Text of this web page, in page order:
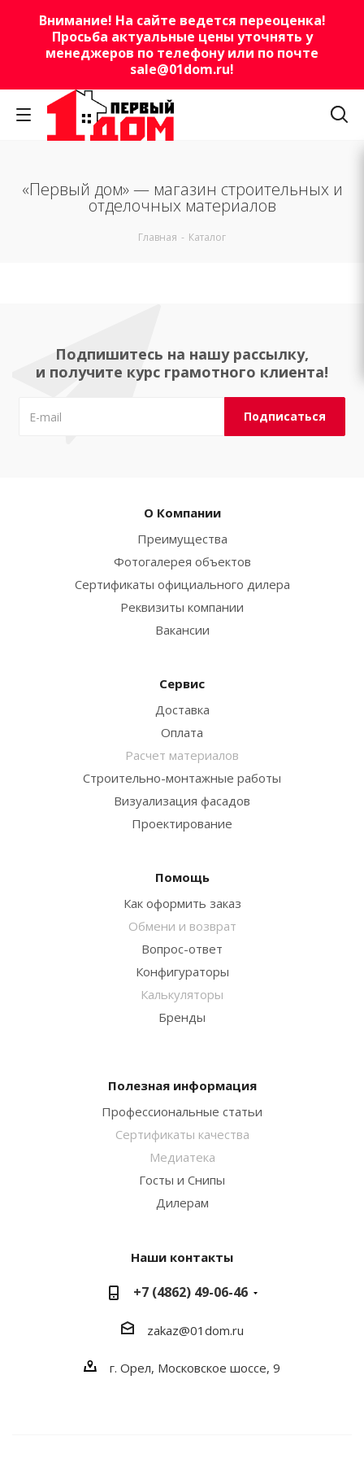
Внимание! На сайте ведется переоценка!
Просьба актуальные цены уточнять у
менеджеров по телефону или по почте
sale@01dom.ru!
«Первый дом» — магазин строительных и
отделочных материалов
Главная - Каталог
Подпишитесь на нашу рассылку,
и получите курс грамотного клиента!
О Компании
Преимущества
Фотогалерея объектов
Сертификаты официального дилера
Реквизиты компании
Вакансии
Сервис
Доставка
Оплата
Расчет материалов
Строительно-монтажные работы
Визуализация фасадов
Проектирование
Помощь
Как оформить заказ
Обмени и возврат
Вопрос-ответ
Конфигураторы
Калькуляторы
Бренды
Полезная информация
Профессиональные статьи
Сертификаты качества
Медиатека
Госты и Снипы
Дилерам
Наши контакты
+7 (4862) 49-06-46
zakaz@01dom.ru
г. Орел, Московское шоссе, 9